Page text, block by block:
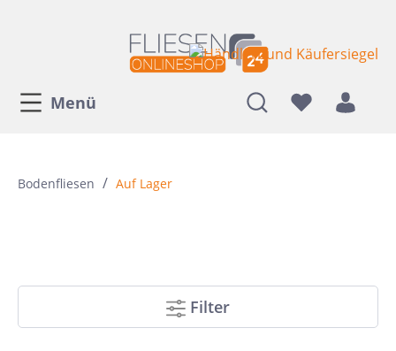
Menü
Bodenfliesen / Auf Lager
Filter